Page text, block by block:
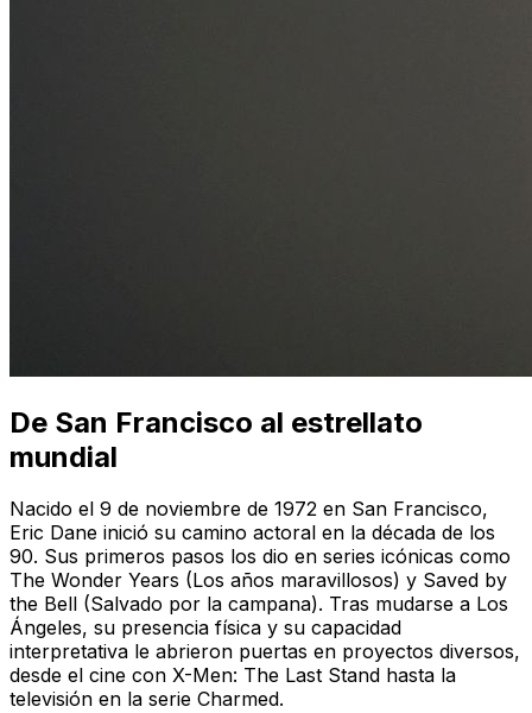
De San Francisco al estrellato
mundial
Nacido el 9 de noviembre de 1972 en San Francisco,
Eric Dane inició su camino actoral en la década de los
90. Sus primeros pasos los dio en series icónicas como
The Wonder Years (Los años maravillosos) y Saved by
the Bell (Salvado por la campana). Tras mudarse a Los
Ángeles, su presencia física y su capacidad
interpretativa le abrieron puertas en proyectos diversos,
desde el cine con X-Men: The Last Stand hasta la
televisión en la serie Charmed.